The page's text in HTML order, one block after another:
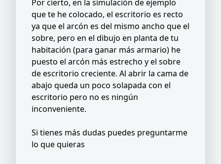
Por cierto, en la simulación de ejemplo
que te he colocado, el escritorio es recto
ya que el arcón es del mismo ancho que el
sobre, pero en el dibujo en planta de tu
habitación (para ganar más armario) he
puesto el arcón más estrecho y el sobre
de escritorio creciente. Al abrir la cama de
abajo queda un poco solapada con el
escritorio pero no es ningún
inconveniente.
Si tienes más dudas puedes preguntarme
lo que quieras